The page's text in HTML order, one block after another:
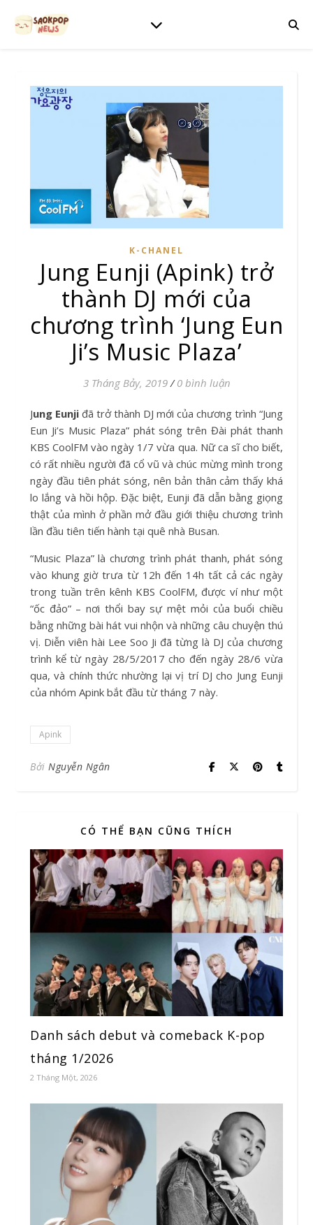
K-CHANEL
Jung Eunji (Apink) trở
thành DJ mới của
chương trình ‘Jung Eun
Ji’s Music Plaza’
3 Tháng Bảy, 2019 / 0 bình luận
Jung Eunji đã trở thành DJ mới của chương trình “Jung
Eun Ji’s Music Plaza” phát sóng trên Đài phát thanh
KBS CoolFM vào ngày 1/7 vừa qua. Nữ ca sĩ cho biết,
có rất nhiều người đã cổ vũ và chúc mừng mình trong
ngày đầu tiên phát sóng, nên bản thân cảm thấy khá
lo lắng và hồi hộp. Đặc biệt, Eunji đã dẫn bằng giọng
thật của mình ở phần mở đầu giới thiệu chương trình
lần đầu tiên tiến hành tại quê nhà Busan.
“Music Plaza” là chương trình phát thanh, phát sóng
vào khung giờ trưa từ 12h đến 14h tất cả các ngày
trong tuần trên kênh KBS CoolFM, được ví như một
“ốc đảo” – nơi thổi bay sự mệt mỏi của buổi chiều
bằng những bài hát vui nhộn và những câu chuyện thú
vị. Diễn viên hài Lee Soo Ji đã từng là DJ của chương
trình kể từ ngày 28/5/2017 cho đến ngày 28/6 vừa
qua, và chính thức nhường lại vị trí DJ cho Jung Eunji
của nhóm Apink bắt đầu từ tháng 7 này.
Apink
Bởi Nguyễn Ngân
CÓ THỂ BẠN CŨNG THÍCH
Danh sách debut và comeback K-pop
tháng 1/2026
2 Tháng Một, 2026